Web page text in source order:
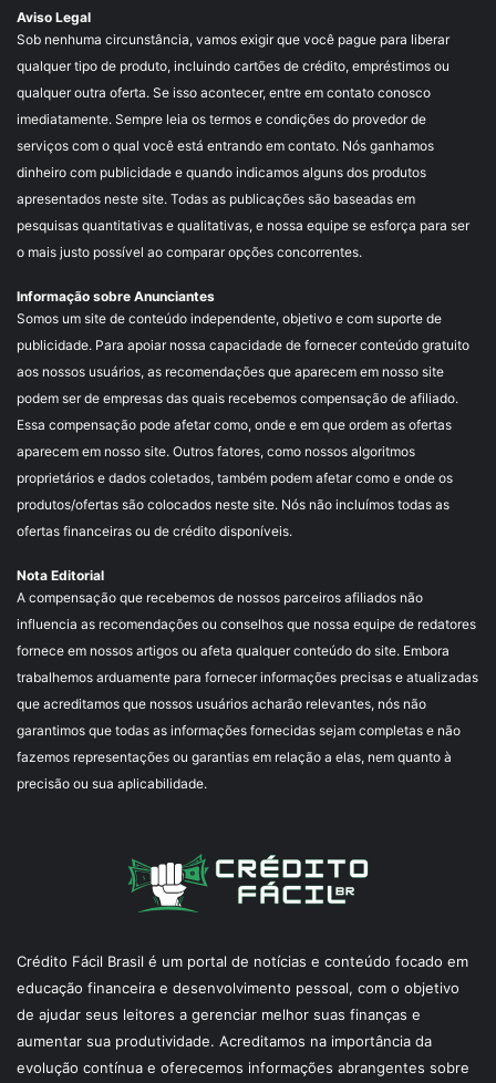
Aviso Legal
Sob nenhuma circunstância, vamos exigir que você pague para liberar
qualquer tipo de produto, incluindo cartões de crédito, empréstimos ou
qualquer outra oferta. Se isso acontecer, entre em contato conosco
imediatamente. Sempre leia os termos e condições do provedor de
serviços com o qual você está entrando em contato. Nós ganhamos
dinheiro com publicidade e quando indicamos alguns dos produtos
apresentados neste site. Todas as publicações são baseadas em
pesquisas quantitativas e qualitativas, e nossa equipe se esforça para ser
o mais justo possível ao comparar opções concorrentes.
Informação sobre Anunciantes
Somos um site de conteúdo independente, objetivo e com suporte de
publicidade. Para apoiar nossa capacidade de fornecer conteúdo gratuito
aos nossos usuários, as recomendações que aparecem em nosso site
podem ser de empresas das quais recebemos compensação de afiliado.
Essa compensação pode afetar como, onde e em que ordem as ofertas
aparecem em nosso site. Outros fatores, como nossos algoritmos
proprietários e dados coletados, também podem afetar como e onde os
produtos/ofertas são colocados neste site. Nós não incluímos todas as
ofertas financeiras ou de crédito disponíveis.
Nota Editorial
A compensação que recebemos de nossos parceiros afiliados não
influencia as recomendações ou conselhos que nossa equipe de redatores
fornece em nossos artigos ou afeta qualquer conteúdo do site. Embora
trabalhemos arduamente para fornecer informações precisas e atualizadas
que acreditamos que nossos usuários acharão relevantes, nós não
garantimos que todas as informações fornecidas sejam completas e não
fazemos representações ou garantias em relação a elas, nem quanto à
precisão ou sua aplicabilidade.
Crédito Fácil Brasil é um portal de notícias e conteúdo focado em
educação financeira e desenvolvimento pessoal, com o objetivo
de ajudar seus leitores a gerenciar melhor suas finanças e
aumentar sua produtividade. Acreditamos na importância da
evolução contínua e oferecemos informações abrangentes sobre